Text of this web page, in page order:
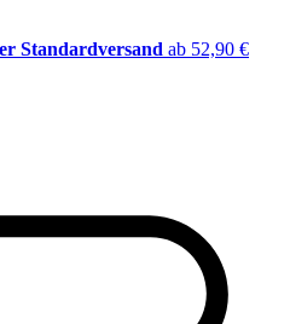
Standardversand ab 52,90 €